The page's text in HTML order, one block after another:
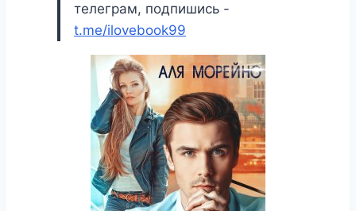
телеграм, подпишись -
t.me/ilovebook99